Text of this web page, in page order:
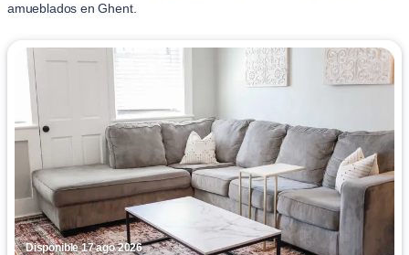
amueblados en Ghent.
Disponible 17 ago 2026